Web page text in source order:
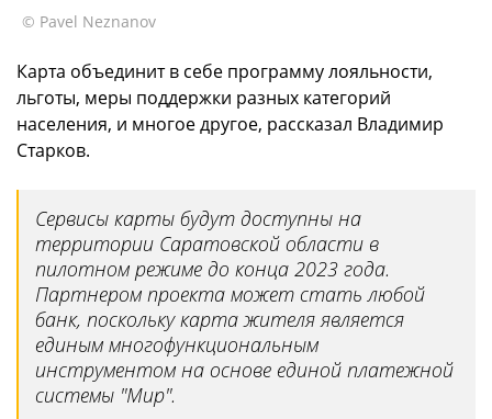
© Pavel Neznanov
Карта объединит в себе программу лояльности,
льготы, меры поддержки разных категорий
населения, и многое другое, рассказал Владимир
Старков.
Сервисы карты будут доступны на
территории Саратовской области в
пилотном режиме до конца 2023 года.
Партнером проекта может стать любой
банк, поскольку карта жителя является
единым многофункциональным
инструментом на основе единой платежной
системы "Мир".